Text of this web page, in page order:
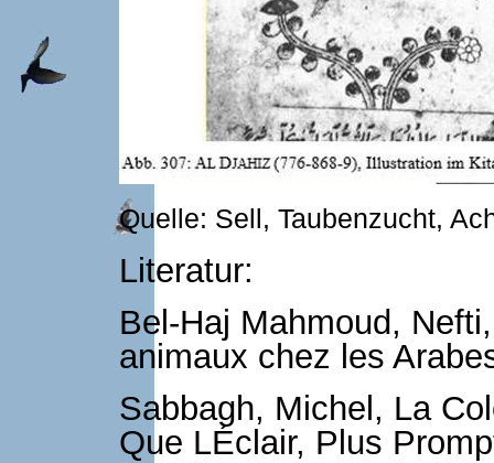
Quelle: Sell, Taubenzucht,
Literatur:
Bel-Haj Mahmoud,
animaux chez les
Sabbagh, Michel, La
Que LÉclair, Plus